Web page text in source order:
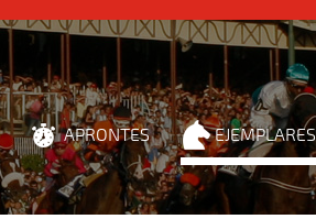
APRONTES EJEMPLARES